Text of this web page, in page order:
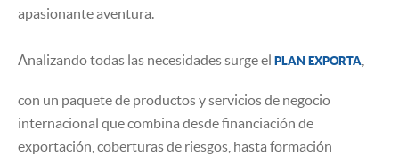
apasionante aventura.
Analizando todas las necesidades surge el PLAN EXPORTA
con un paquete de productos y servicios de negocio
internacional que combina desde financiación de
exportación, coberturas de riesgos, hasta formación